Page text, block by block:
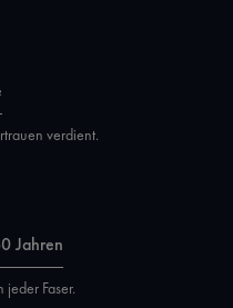
verdient.
Jahren
Faser.